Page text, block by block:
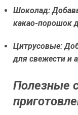
Шоколад:
какао-порошок
Цитрусовые:
для свежести и
Полезные